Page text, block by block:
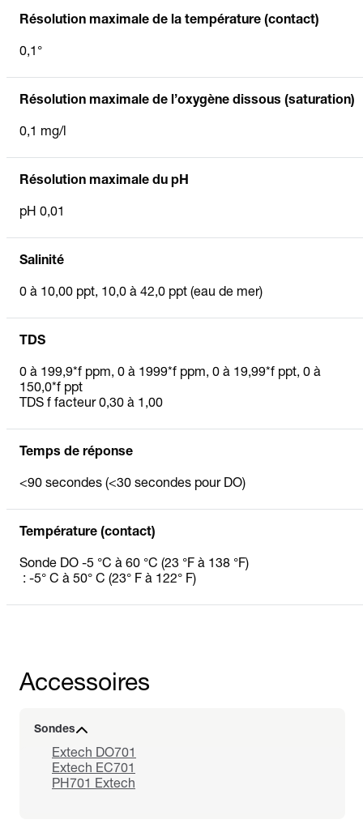
Résolution maximale de la température (contact)
0,1°
Résolution maximale de l’oxygène dissous (saturation)
0,1 mg/l
Résolution maximale du pH
pH 0,01
Salinité
0 à 10,00 ppt, 10,0 à 42,0 ppt (eau de mer)
TDS
0 à 199,9*f ppm, 0 à 1999*f ppm, 0 à 19,99*f ppt, 0 à
150,0*f ppt
TDS f facteur 0,30 à 1,00
Temps de réponse
<90 secondes (<30 secondes pour DO)
Température (contact)
Sonde DO -5 °C à 60 °C (23 °F à 138 °F)
: -5° C à 50° C (23° F à 122° F)
Accessoires
Sondes
Extech DO701
Extech EC701
PH701 Extech